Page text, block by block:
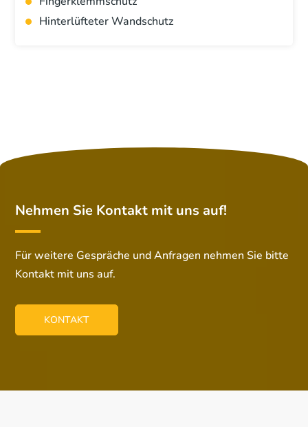
Hinterlüfteter Wandschutz
Nehmen Sie Kontakt mit uns auf!
Für weitere Gespräche und Anfragen nehmen Sie bitte
Kontakt mit uns auf.
KONTAKT